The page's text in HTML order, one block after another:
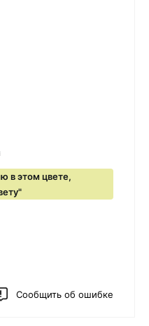
в этом цвете,
Сообщить об ошибке